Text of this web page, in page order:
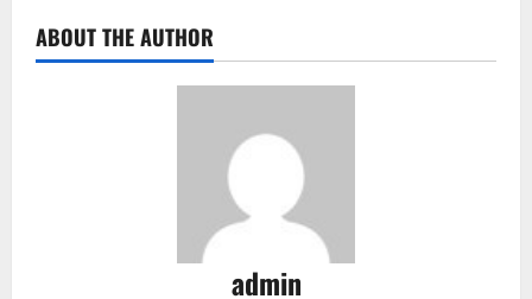
ABOUT THE AUTHOR
admin